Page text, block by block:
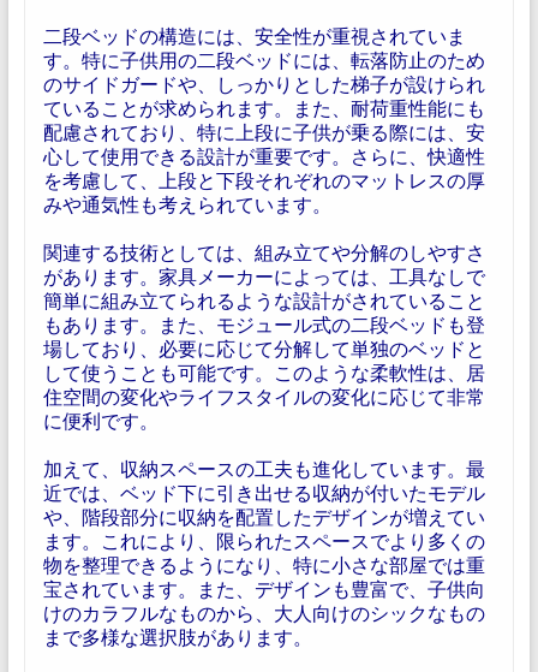
二段ベッドの構造には、安全性が重視されていま
す。特に子供用の二段ベッドには、転落防止のため
のサイドガードや、しっかりとした梯子が設けられ
ていることが求められます。また、耐荷重性能にも
配慮されており、特に上段に子供が乗る際には、安
心して使用できる設計が重要です。さらに、快適性
を考慮して、上段と下段それぞれのマットレスの厚
みや通気性も考えられています。
関連する技術としては、組み立てや分解のしやすさ
があります。家具メーカーによっては、工具なしで
簡単に組み立てられるような設計がされていること
もあります。また、モジュール式の二段ベッドも登
場しており、必要に応じて分解して単独のベッドと
して使うことも可能です。このような柔軟性は、居
住空間の変化やライフスタイルの変化に応じて非常
に便利です。
加えて、収納スペースの工夫も進化しています。最
近では、ベッド下に引き出せる収納が付いたモデル
や、階段部分に収納を配置したデザインが増えてい
ます。これにより、限られたスペースでより多くの
物を整理できるようになり、特に小さな部屋では重
宝されています。また、デザインも豊富で、子供向
けのカラフルなものから、大人向けのシックなもの
まで多様な選択肢があります。